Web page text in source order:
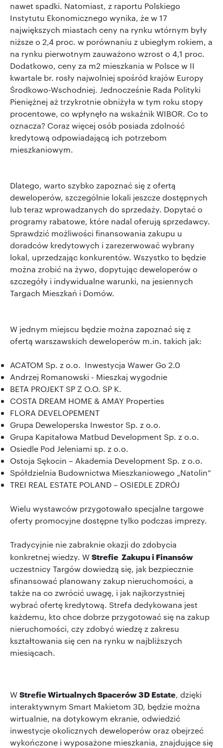
nawet spadki. Natomiast, z raportu Polskiego
Instytutu Ekonomicznego wynika, że w 17
największych miastach ceny na rynku wtórnym były
niższe o 2,4 proc. w porównaniu z ubiegłym rokiem, a
na rynku pierwotnym zauważono wzrost o 4,1 proc.
Dodatkowo, ceny za m2 mieszkania w Polsce w II
kwartale br. rosły najwolniej spośród krajów Europy
Środkowo-Wschodniej. Jednocześnie Rada Polityki
Pieniężnej aż trzykrotnie obniżyła w tym roku stopy
procentowe, co wpłynęło na wskaźnik WIBOR. Co to
oznacza? Coraz więcej osób posiada zdolność
kredytową odpowiadającą ich potrzebom
mieszkaniowym.
Dlatego, warto szybko zapoznać się z ofertą
deweloperów, szczególnie lokali jeszcze dostępnych
lub teraz wprowadzanych do sprzedaży. Dopytać o
programy rabatowe, które nadal oferują sprzedawcy.
Sprawdzić możliwości finansowania zakupu u
doradców kredytowych i zarezerwować wybrany
lokal, uprzedzając konkurentów. Wszystko to będzie
można zrobić na żywo, dopytując deweloperów o
szczegóły i indywidualne warunki, na jesiennych
Targach Mieszkań i Domów.
W jednym miejscu będzie można zapoznać się z
ofertą warszawskich deweloperów m.in. takich jak:
ACATOM Sp. z o.o. Inwestycja Wawer Go 2.0
Andrzej Romanowski - Mieszkaj wygodnie
BETA PROJEKT SP Z O.O. SP K.
COSTA DREAM HOME & AMAY Properties
FLORA DEVELOPEMENT
Grupa Deweloperska Inwestor Sp. z o.o.
Grupa Kapitałowa Matbud Development Sp. z o.o.
Osiedle Pod Jeleniami sp. z o.o.
Ostoja Sękocin – Akademia Development Sp. z o.o.
Spółdzielnia Budownictwa Mieszkaniowego „Natolin”
TREI REAL ESTATE POLAND – OSIEDLE ZDRÓJ
Wielu wystawców przygotowało specjalne targowe
oferty promocyjne dostępne tylko podczas imprezy.
Tradycyjnie nie zabraknie okazji do zdobycia
konkretnej wiedzy. WStrefie Zakupu i Finansów
uczestnicy Targów dowiedzą się, jak bezpiecznie
sfinansować planowany zakup nieruchomości, a
także na co zwrócić uwagę, i jak najkorzystniej
wybrać ofertę kredytową. Strefa dedykowana jest
każdemu, kto chce dobrze przygotować się na zakup
nieruchomości, czy zdobyć wiedzę z zakresu
kształtowania się cen na rynku w najbliższych
miesiącach.
WStrefie Wirtualnych Spacerów 3D Estate, dzięki
interaktywnym Smart Makietom 3D, będzie można
wirtualnie, na dotykowym ekranie, odwiedzić
inwestycje okolicznych deweloperów oraz obejrzeć
wykończone i wyposażone mieszkania, znajdujące się